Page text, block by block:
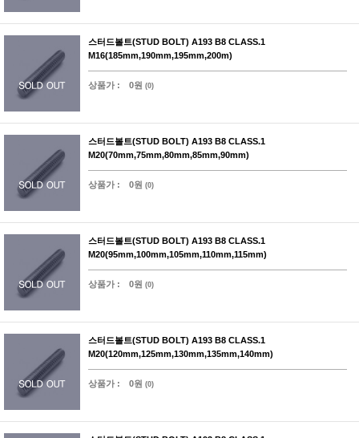
스터드볼트(STUD BOLT) A193 B8 CLASS.1
M16(185mm,190mm,195mm,200m)
상품가 : 0원 (0)
스터드볼트(STUD BOLT) A193 B8 CLASS.1
M20(70mm,75mm,80mm,85mm,90mm)
상품가 : 0원 (0)
스터드볼트(STUD BOLT) A193 B8 CLASS.1
M20(95mm,100mm,105mm,110mm,115mm)
상품가 : 0원 (0)
스터드볼트(STUD BOLT) A193 B8 CLASS.1
M20(120mm,125mm,130mm,135mm,140mm)
상품가 : 0원 (0)